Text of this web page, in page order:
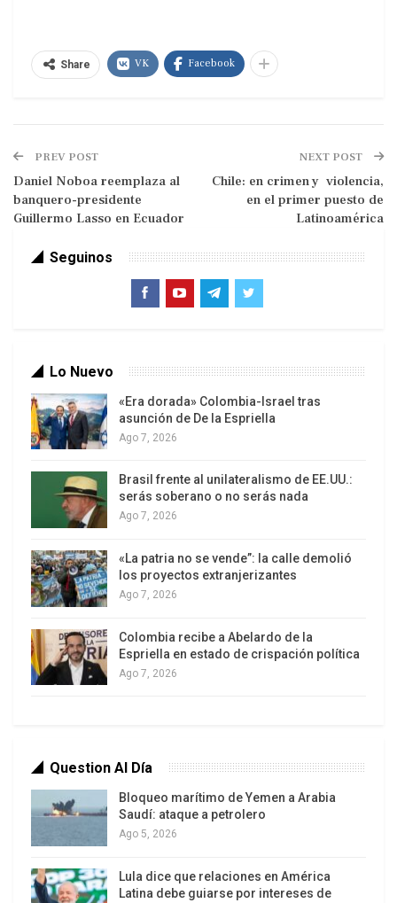
Houellebecq publicada en francés en noviembre
de 2022 titulada¿El fin de Occidente?
La amena conversación entre los escritores
muestra que las premisas de emancipación
europea no forman parte de las grandes
diálogo, por el contrario, la renuncia a un proyecto
universalista liberador es la facticidad del nuevo
provincialismo euroccidental. En el pasado, el
historiaa el textoEl choque de civilizacionesde
Samuel Huntington, describía el programa tecno-
político neoliberal y neoconservador del
para un Nuevo Siglo Americano
Como misioneros de una nueva era imperial la
expansión estadounidense en Afganistán, Irak,
acompañado de bombas e invasiones fundaba, la
subordinación de las políticas nacionales a los
designios libertarios de la globalización neoliberal,
con el propósito de garantizar una unipolaridad
En la actualidad, el desajuste catastrófico entre la
Share VK Facebook
PREV POST
Daniel Noboa reemplaza al
banquero-presidente
Guillermo Lasso en Ecuador
NEXT POST
Chile: en crimen y violencia,
en el primer puesto de
Latinoamérica
Seguinos
Lo Nuevo
«Era dorada» Colombia-Israel tras
asunción de De la Espriella
Ago 7, 2026
Brasil frente al unilateralismo de EE.UU.:
serás soberano o no serás nada
Ago 7, 2026
«La patria no se vende”: la calle demolió
los proyectos extranjerizantes
Ago 7, 2026
Colombia recibe a Abelardo de la
Espriella en estado de crispación política
Ago 7, 2026
Question Al Día
Bloqueo marítimo de Yemen a Arabia
Saudí: ataque a petrolero
Ago 5, 2026
Lula dice que relaciones en América
Latina debe guiarse por intereses de